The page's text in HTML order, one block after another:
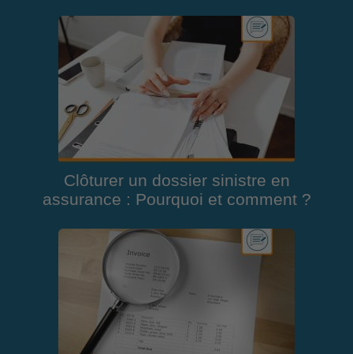
Clôturer un dossier sinistre en
assurance : Pourquoi et comment ?